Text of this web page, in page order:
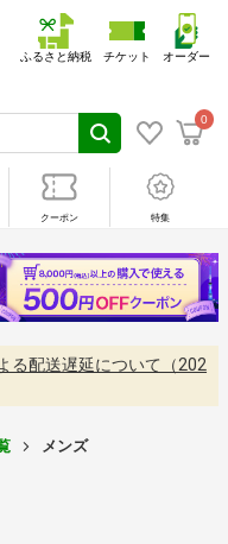
0
ふるさと納税 チケット オーダー
クーポン 特集
る配送遅延について（202
メンズ